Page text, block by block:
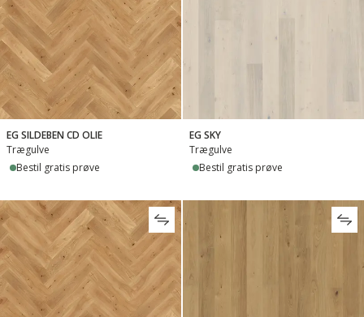
EG SILDEBEN CD OLIE
Trægulve
Bestil gratis prøve
EG SKY
Trægulve
Bestil gratis prøve